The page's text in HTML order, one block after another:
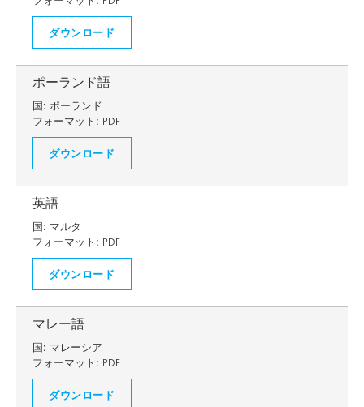
ダウンロード
ポーランド語
国: ポーランド
フォーマット: PDF
ダウンロード
英語
国: マルタ
フォーマット: PDF
ダウンロード
マレー語
国: マレーシア
フォーマット: PDF
ダウンロード